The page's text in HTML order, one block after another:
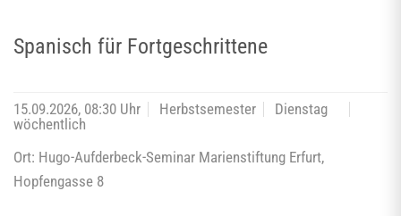
Spanisch für Fortgeschrittene
15.09.2026, 08:30 Uhr Herbstsemester
Dienstag
wöchentlich
Ort: Hugo-Aufderbeck-Seminar Marienstiftung Erfurt,
Hopfengasse 8